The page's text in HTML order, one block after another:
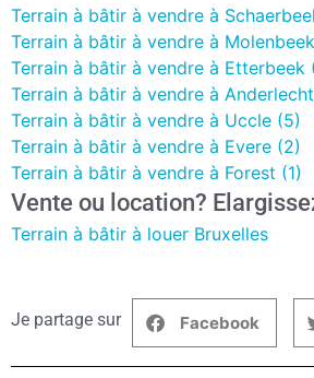
Terrain à bâtir à vendre à
Terrain à bâtir à vendre à
Terrain à bâtir à vendre à Etterbeek
Terrain à bâtir à vendre à
Terrain à bâtir à vendre à Uccle (5)
Terrain à bâtir à vendre à Evere (2)
Terrain à bâtir à vendre à Forest (1)
Vente ou location?
Terrain à bâtir à louer Bruxelles
Je partage sur Facebook